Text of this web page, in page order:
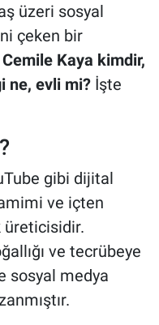
üzeri sosyal
çeken bir
Kaya kimdir,
ne, evli mi?İşte
gibi dijital
ve içten
üreticisidir.
ve tecrübeye
sosyal medya